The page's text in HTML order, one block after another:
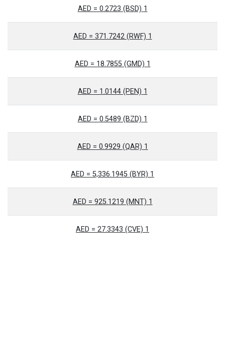
1 AED = 0.2723 (BSD)
1 AED = 371.7242 (RWF)
1 AED = 18.7855 (GMD)
1 AED = 1.0144 (PEN)
1 AED = 0.5489 (BZD)
1 AED = 0.9929 (QAR)
1 AED = 5,336.1945 (BYR)
1 AED = 925.1219 (MNT)
1 AED = 27.3343 (CVE)